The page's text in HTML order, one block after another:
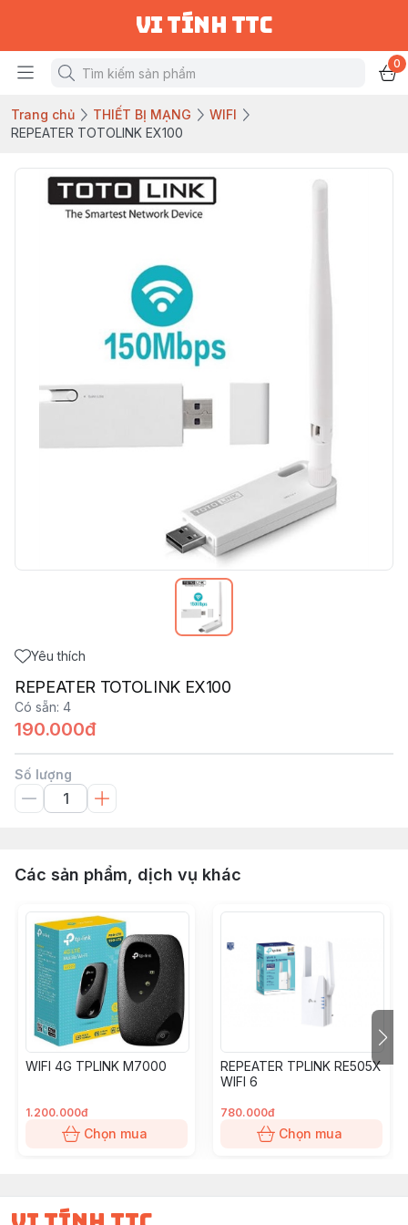
vi tính ttc
0
Trang chủ THIẾT BỊ MẠNG
WIFI
REPEATER TOTOLINK EX100
Yêu thích
REPEATER TOTOLINK EX100
Có sẵn: 4
190.000đ
Số lượng
Các sản phẩm, dịch vụ khác
WIFI 4G TPLINK M7000
1.200.000đ
Chọn mua
REPEATER TPLINK RE505X
WIFI 6
780.000đ
Chọn mua